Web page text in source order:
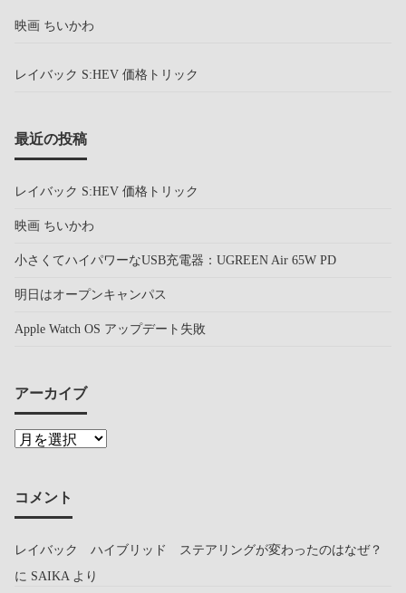
映画 ちいかわ
レイバック S:HEV 価格トリック
最近の投稿
レイバック S:HEV 価格トリック
映画 ちいかわ
小さくてハイパワーなUSB充電器：UGREEN Air 65W PD
明日はオープンキャンパス
Apple Watch OS アップデート失敗
アーカイブ
コメント
レイバック ハイブリッド ステアリングが変わったのはなぜ？
に SAIKA より